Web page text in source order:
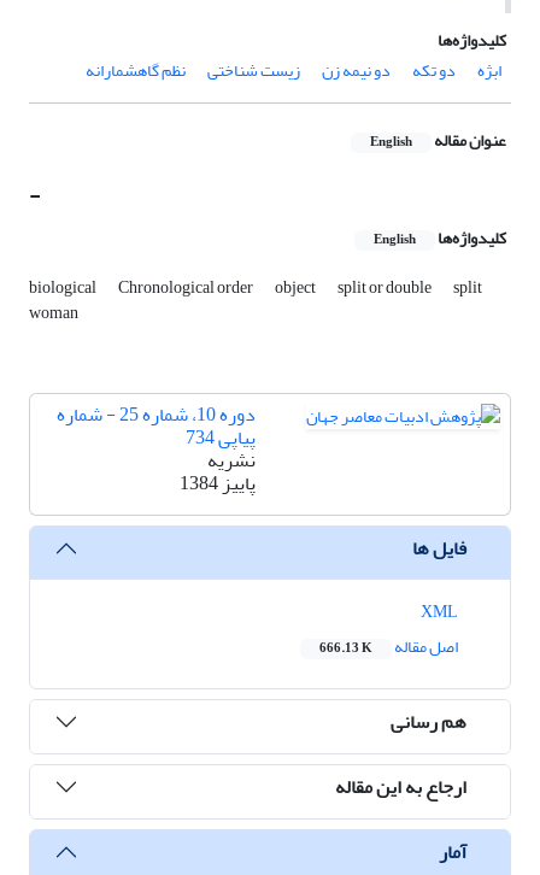
کلیدواژه‌ها
ابژه
دو تکه دو نیمه زن زیست شناختی نظم گاهشمارانه
عنوان مقاله English
-
کلیدواژه‌ها English
biological Chronological order object split or double split
woman
دوره 10، شماره 25 - شماره
پیاپی 734
نشریه
پاییز 1384
فایل ها
اصل مقاله
666.13 K
هم رسانی
ارجاع به این مقاله
آمار